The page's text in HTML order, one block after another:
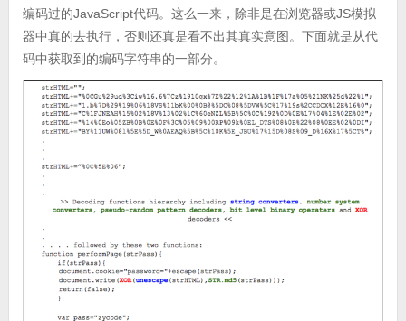
编码过的JavaScript代码。这么一来，除非是在浏览器或JS模拟
器中真的去执行，否则还真是看不出其真实意图。下面就是从代
码中获取到的编码字符串的一部分。